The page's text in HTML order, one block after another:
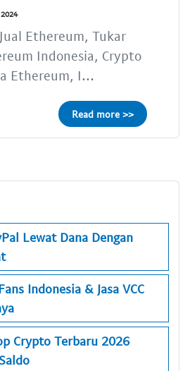
Ethereum, Tukar
Indonesia, Crypto
Ethereum, I...
Read more >>
Lewat Dana Dengan
Indonesia & Jasa VCC
Crypto Terbaru 2026